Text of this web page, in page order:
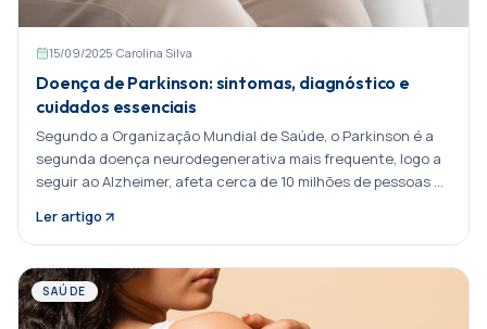
15/09/2025·Carolina Silva
Doença de Parkinson: sintomas, diagnóstico e
cuidados essenciais
Segundo a Organização Mundial de Saúde, o Parkinson é a
segunda doença neurodegenerativa mais frequente, logo a
seguir ao Alzheimer, afeta cerca de 10 milhões de pessoas no
Ler artigo
SAÚDE